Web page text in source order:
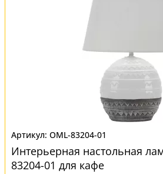
OML-83204-01
Интерьерная настольная
83204-01 для кафе